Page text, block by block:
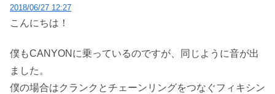
2018/06/27 12:27
こんにちは！
僕もCANYONに乗っているのですが、同じように音が出
ました。
僕の場合はクランクとチェーンリングをつなぐフィキシン